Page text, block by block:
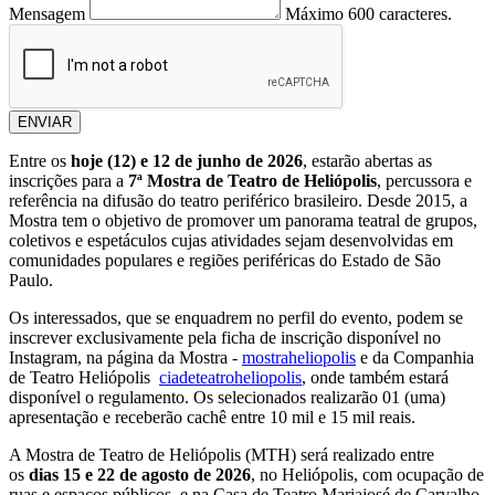
Mensagem Máximo 600 caracteres.
ENVIAR
Entre os hoje (12) e 12 de junho de 2026, estarão abertas as
inscrições para a 7ª Mostra de Teatro de Heliópolis, percussora e
referência na difusão do teatro periférico brasileiro. Desde 2015, a
Mostra tem o objetivo de promover um panorama teatral de grupos,
coletivos e espetáculos cujas atividades sejam desenvolvidas em
comunidades populares e regiões periféricas do Estado de São
Paulo.
Os interessados, que se enquadrem no perfil do evento, podem se
inscrever exclusivamente pela ficha de inscrição disponível no
Instagram, na página da Mostra - mostraheliopolis e da Companhia
de Teatro Heliópolis ciadeteatroheliopolis, onde também estará
disponível o regulamento. Os selecionados realizarão 01 (uma)
apresentação e receberão cachê entre 10 mil e 15 mil reais.
A Mostra de Teatro de Heliópolis (MTH) será realizado entre
os dias 15 e 22 de agosto de 2026, no Heliópolis, com ocupação de